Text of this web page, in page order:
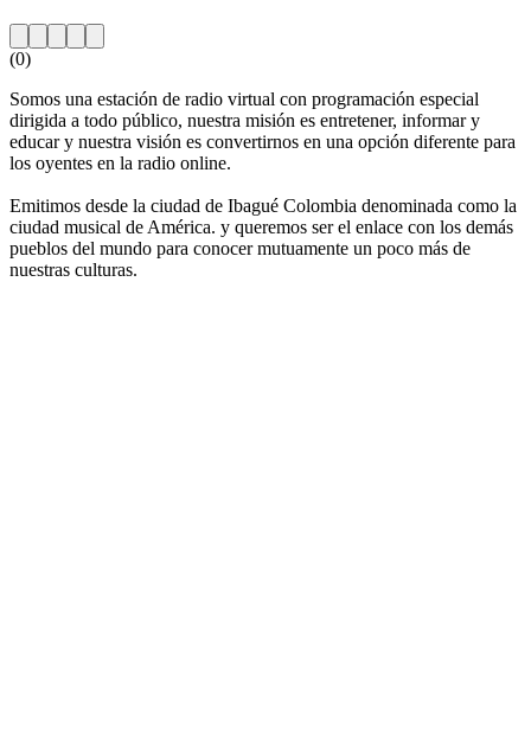
(0)
Somos una estación de radio virtual con programación especial
dirigida a todo público, nuestra misión es entretener, informar y
educar y nuestra visión es convertirnos en una opción diferente para
los oyentes en la radio online.
Emitimos desde la ciudad de Ibagué Colombia denominada como la
ciudad musical de América. y queremos ser el enlace con los demás
pueblos del mundo para conocer mutuamente un poco más de
nuestras culturas.